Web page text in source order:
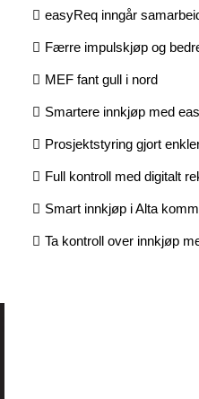
easyReq inngår
Færre impulskjøp og
MEF fant gull i nord
Smartere innkjøp med
Prosjektstyring gjort
Full kontroll med digitalt
Smart innkjøp i Alta
Ta kontroll over innkjøp